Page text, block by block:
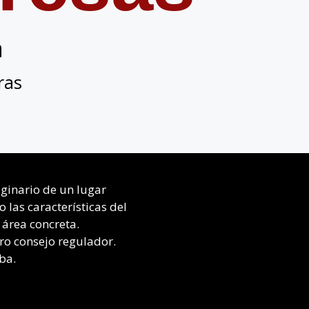
de un lugar
las características del
concreta.
consejo regulador.